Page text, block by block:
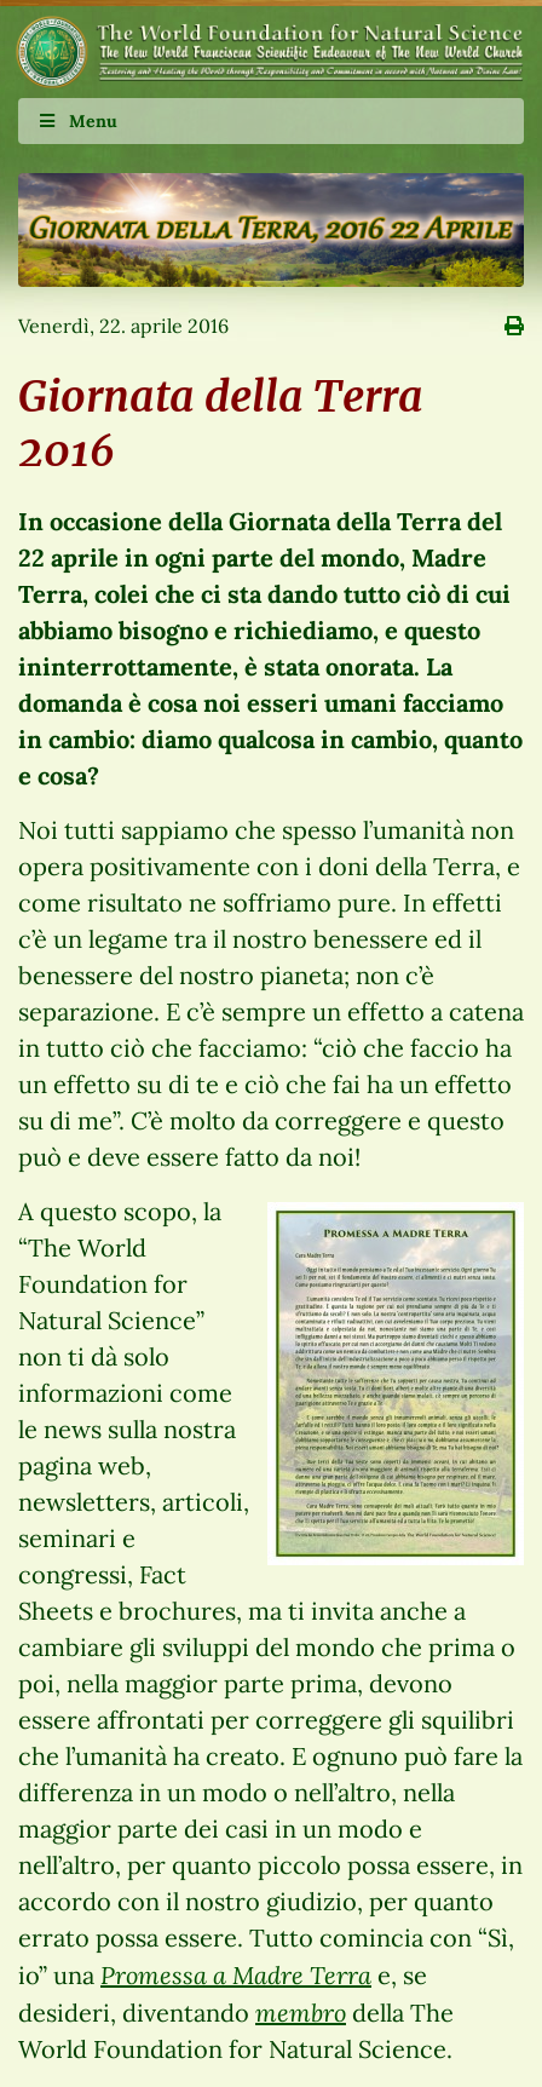
Menu
Venerdì, 22. aprile 2016
Giornata della Terra
2016
In occasione della Giornata della Terra del
22 aprile in ogni parte del mondo, Madre
Terra, colei che ci sta dando tutto ciò di cui
abbiamo bisogno e richiediamo, e questo
ininterrottamente, è stata onorata. La
domanda è cosa noi esseri umani facciamo
in cambio: diamo qualcosa in cambio, quanto
e cosa?
Noi tutti sappiamo che spesso l’umanità non
opera positivamente con i doni della Terra, e
come risultato ne soffriamo pure. In effetti
c’è un legame tra il nostro benessere ed il
benessere del nostro pianeta; non c’è
separazione. E c’è sempre un effetto a catena
in tutto ciò che facciamo: “ciò che faccio ha
un effetto su di te e ciò che fai ha un effetto
su di me”. C’è molto da correggere e questo
può e deve essere fatto da noi!
A questo scopo, la
“The World
Foundation for
Natural Science”
non ti dà solo
informazioni come
le news sulla nostra
pagina web,
newsletters, articoli,
seminari e
congressi, Fact
Sheets e brochures, ma ti invita anche a
cambiare gli sviluppi del mondo che prima o
poi, nella maggior parte prima, devono
essere affrontati per correggere gli squilibri
che l’umanità ha creato. E ognuno può fare la
differenza in un modo o nell’altro, nella
maggior parte dei casi in un modo e
nell’altro, per quanto piccolo possa essere, in
accordo con il nostro giudizio, per quanto
errato possa essere. Tutto comincia con “Sì,
io” una Promessa a Madre Terra e, se
desideri, diventando membro della The
World Foundation for Natural Science.